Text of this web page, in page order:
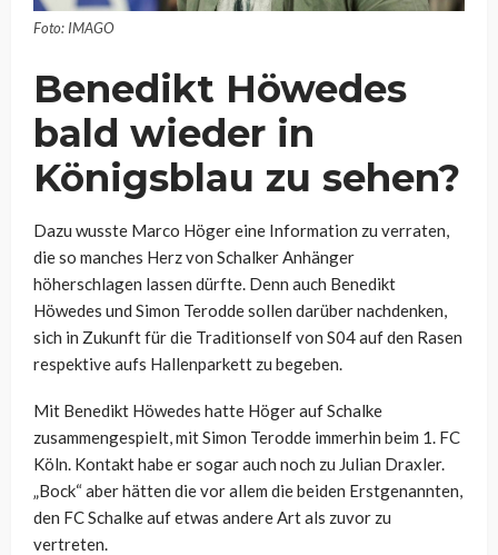
Foto: IMAGO
Benedikt Höwedes
bald wieder in
Königsblau zu sehen?
Dazu wusste Marco Höger eine Information zu verraten,
die so manches Herz von Schalker Anhänger
höherschlagen lassen dürfte. Denn auch Benedikt
Höwedes und Simon Terodde sollen darüber nachdenken,
sich in Zukunft für die Traditionself von S04 auf den Rasen
respektive aufs Hallenparkett zu begeben.
Mit Benedikt Höwedes hatte Höger auf Schalke
zusammengespielt, mit Simon Terodde immerhin beim 1. FC
Köln. Kontakt habe er sogar auch noch zu Julian Draxler.
„Bock“ aber hätten die vor allem die beiden Erstgenannten,
den FC Schalke auf etwas andere Art als zuvor zu
vertreten.